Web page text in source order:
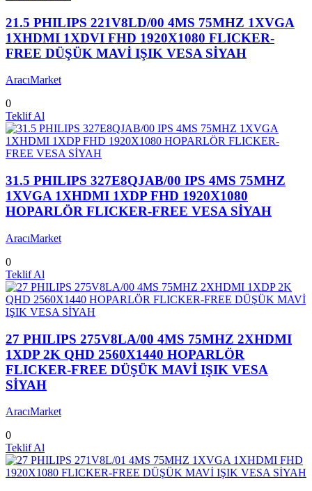
21.5 PHILIPS 221V8LD/00 4MS 75MHZ 1XVGA
1XHDMI 1XDVI FHD 1920X1080 FLICKER-
FREE DÜŞÜK MAVİ IŞIK VESA SİYAH
AracıMarket
0
Teklif Al
31.5 PHILIPS 327E8QJAB/00 IPS 4MS 75MHZ
1XVGA 1XHDMI 1XDP FHD 1920X1080
HOPARLÖR FLICKER-FREE VESA SİYAH
AracıMarket
0
Teklif Al
27 PHILIPS 275V8LA/00 4MS 75MHZ 2XHDMI
1XDP 2K QHD 2560X1440 HOPARLÖR
FLICKER-FREE DÜŞÜK MAVİ IŞIK VESA
SİYAH
AracıMarket
0
Teklif Al